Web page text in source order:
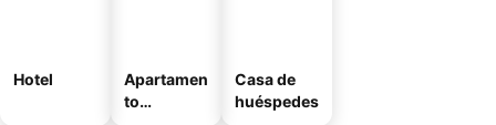
Hotel
Apartamen
to
Casa de
huéspedes